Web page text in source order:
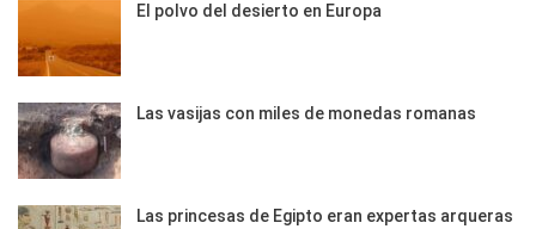
El polvo del desierto en Europa
Las vasijas con miles de monedas romanas
Las princesas de Egipto eran expertas arqueras